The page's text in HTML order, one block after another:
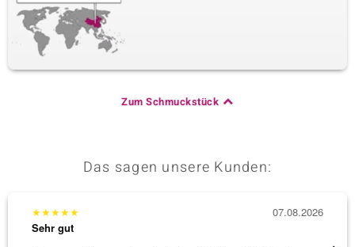
Zum Schmuckstück
Das sagen unsere Kunden:
★★★★★
Sehr gut
07.08.2026